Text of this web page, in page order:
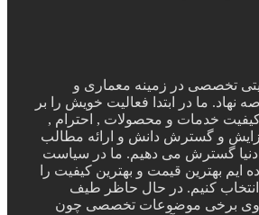
در زمینه معماری و
ابتدا فعالیت خویش را بر
و محصولات , احترام ,
دانش و ارائه مطالب
می دهیم. ما در سیاست
قیمت و بهترین کیفیت را
در حال حاظر طیف
روی برخی موضوعات تخصصی چون